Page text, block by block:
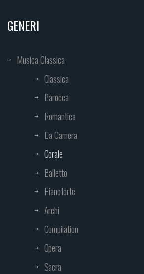
GENERI
Musica Classica
Classica
Barocca
Romantica
Da Camera
Corale
Balletto
Pianoforte
Archi
Compilation
Opera
Sacra